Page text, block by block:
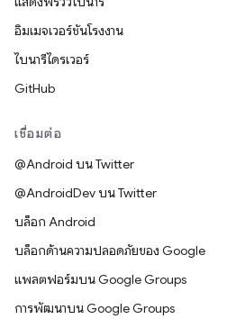
อิมเมจเวอร์ชันโรงงาน
ไบนารีไดรเวอร์
GitHub
เชื่อมต่อ
@Android บน Twitter
@AndroidDev บน Twitter
บล็อก Android
บล็อกด้านความปลอดภัยของ Google
แพลตฟอร์มบน Google Groups
การพัฒนาบน Google Groups